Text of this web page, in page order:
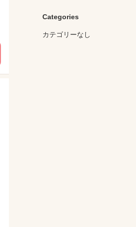
Categories
カテゴリーなし